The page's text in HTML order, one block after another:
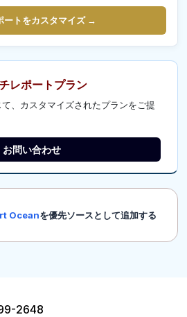
ートをカスタマイズ →
レポートプラン
、カスタマイズされたプランをご提
お問い合わせ
Oceanを優先ソースとして追加する
2648